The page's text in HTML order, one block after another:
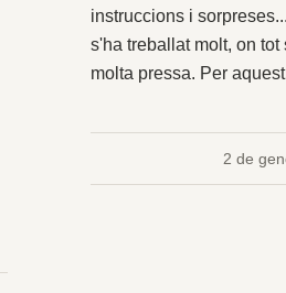
instruccions i
s'ha treballat molt, on
molta pressa. Per
2 de